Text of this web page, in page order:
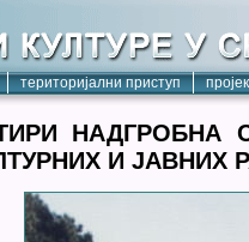
територијални приступ
НАДГРОБНА
И